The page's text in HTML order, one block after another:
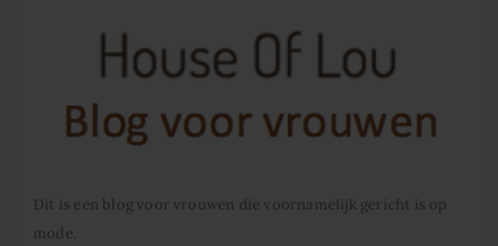
Dit is een blog voor vrouwen die voornamelijk gericht is op
mode.